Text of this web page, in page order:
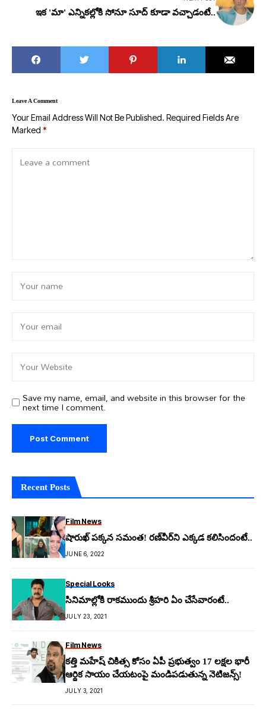
ఇక 'మా' ఎన్నికల్లోకి సోనూ సూద్ కూడా వచ్చాడంటే..
Leave A Comment
Your Email Address Will Not Be Published. Required Fields Are
Marked *
Save my name, email, and website in this browser for the
next time I comment.
Recent Posts
Film News
షారుఖ్ పక్కన సమంత! రణ్‌వీర్‌ని ఎక్కడ కలిసిందంటే..
JUNE 6, 2022
Special Looks
సినిమాల్లోకి రాకముందు శ్రీహరి ఏం చేసేవారంటే..
JULY 23, 2021
Film News
కత్తి మహేష్ చికిత్స కోసం ఏపీ ప్రభుత్వం 17 లక్షల భారీ
ఆర్థిక సాయం చేయటంపై మండిపడుతున్న నెటిజన్స్!
JULY 3, 2021